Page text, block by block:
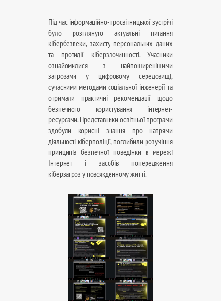
Під час інформаційно-просвітницької зустрічі
було розглянуто актуальні питання
кібербезпеки, захисту персональних даних
та протидії кіберзлочинності. Учасники
ознайомилися з найпоширенішими
загрозами у цифровому середовищі,
сучасними методами соціальної інженерії та
отримали практичні рекомендації щодо
безпечного користування інтернет-
ресурсами. Представники освітньої програми
здобули корисні знання про напрями
діяльності кіберполіції, поглибили розуміння
принципів безпечної поведінки в мережі
Інтернет і засобів попередження
кіберзагроз у повсякденному житті.